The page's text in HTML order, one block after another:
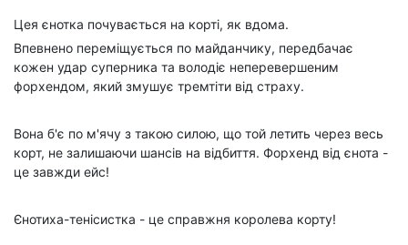
Цея єнотка почувається на корті, як вдома.
Впевнено переміщується по майданчику, передбачає
кожен удар суперника та володіє неперевершеним
форхендом, який змушує тремтіти від страху.
Вона б'є по м'ячу з такою силою, що той летить через весь
корт, не залишаючи шансів на відбиття. Форхенд від єнота -
це завжди ейс!
Єнотиха-тенісистка - це справжня королева корту!